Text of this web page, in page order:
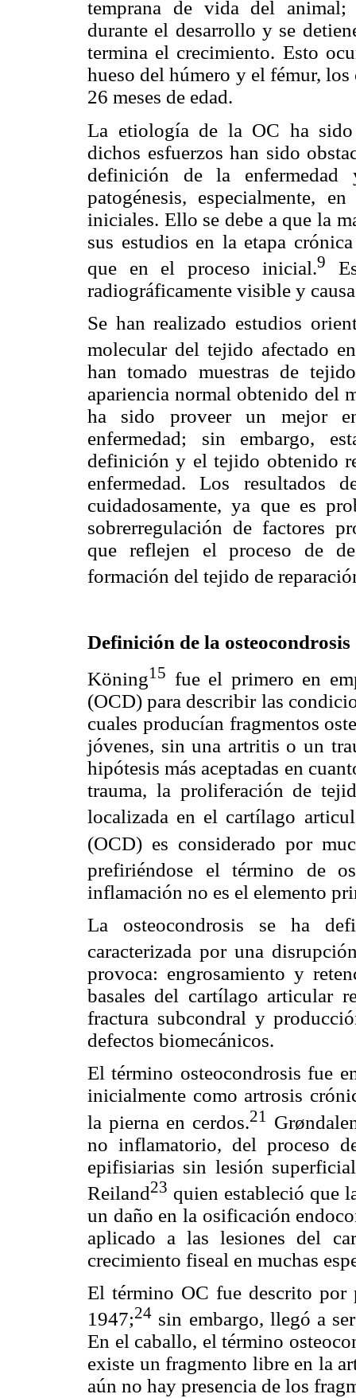
temprana de vida del animal;
durante el desarrollo y se
termina el crecimiento. Esto
hueso del húmero y el fémur,
26 meses de edad.
La etiología de la OC ha sido
dichos esfuerzos han sido
definición de la
patogénesis, especialmente,
iniciales. Ello se debe a que la
sus estudios en la etapa
que en el proceso inicial.9
radiográficamente visible y
Se han realizado estudios
molecular del tejido afectado
han tomado muestras de
apariencia normal obtenido del
ha sido proveer un mejor
enfermedad; sin embargo,
definición y el tejido obtenido
enfermedad. Los resultados
cuidadosamente, ya que es
sobrerregulación de factores
que reflejen el proceso de
formación del tejido de
Definición de la osteocondrosis
Köning15 fue el primero en
(OCD) para describir las
cuales producían fragmentos
jóvenes, sin una artritis o un
hipótesis más aceptadas en
trauma, la proliferación de
localizada en el cartílago
(OCD) es considerado por
prefiriéndose el término de
inflamación no es el elemento
La osteocondrosis se ha
caracterizada por una
provoca: engrosamiento y
basales del cartílago articular
fractura subcondral y
defectos biomecánicos.
El término osteocondrosis fue
inicialmente como artrosis
la pierna en cerdos.21
no inflamatorio, del proceso
epifisiarias sin lesión
Reiland23 quien estableció que
un daño en la osificación
aplicado a las lesiones del
crecimiento fiseal en muchas
El término OC fue descrito por
1947;24 sin embargo, llegó a
En el caballo, el término
existe un fragmento libre en la
aún no hay presencia de los